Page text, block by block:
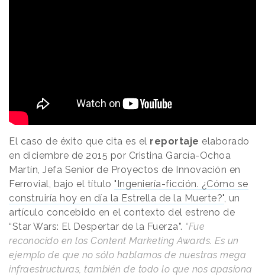
El caso de éxito que cita es el reportaje elaborado
en diciembre de 2015 por Cristina García-Ochoa
Martín, Jefa Senior de Proyectos de Innovación en
Ferrovial, bajo el título "Ingeniería-ficción. ¿Cómo se
construiría hoy en día la Estrella de la Muerte?", un
artículo concebido en el contexto del estreno de
“Star Wars: El Despertar de la Fuerza”. “Fue
reconocido en los Content Marketing Awards. Es un
ejemplo de que no sólo hablamos de nuestras mega
infraestructuras, también de todo lo que nos apasiona